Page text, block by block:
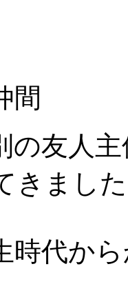
間
の友人
きまし
時代か